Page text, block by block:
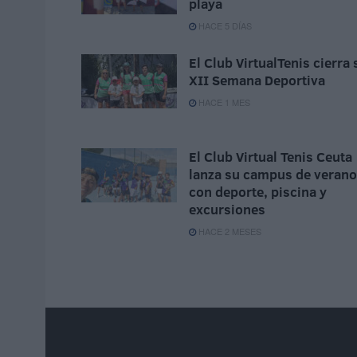
playa
HACE 5 DÍAS
El Club VirtualTenis cierra
XII Semana Deportiva
HACE 1 MES
El Club Virtual Tenis Ceuta
lanza su campus de verano
con deporte, piscina y
excursiones
HACE 2 MESES